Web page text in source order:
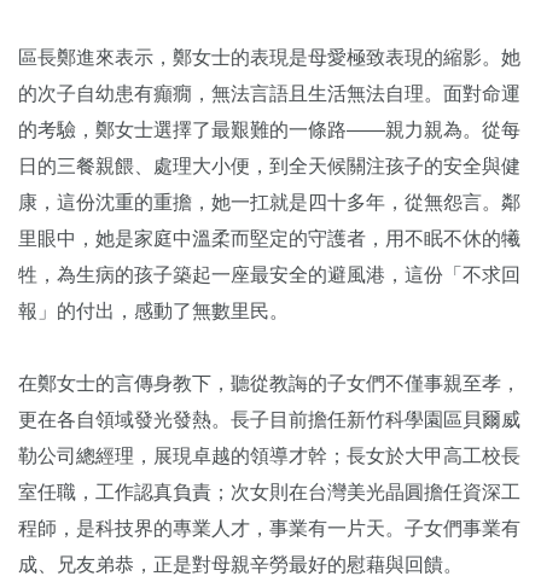
區長鄭進來表示，鄭女士的表現是母愛極致表現的縮影。她
的次子自幼患有癲癇，無法言語且生活無法自理。面對命運
的考驗，鄭女士選擇了最艱難的一條路——親力親為。從每
日的三餐親餵、處理大小便，到全天候關注孩子的安全與健
康，這份沈重的重擔，她一扛就是四十多年，從無怨言。鄰
里眼中，她是家庭中溫柔而堅定的守護者，用不眠不休的犧
牲，為生病的孩子築起一座最安全的避風港，這份「不求回
報」的付出，感動了無數里民。
在鄭女士的言傳身教下，聽從教誨的子女們不僅事親至孝，
更在各自領域發光發熱。長子目前擔任新竹科學園區貝爾威
勒公司總經理，展現卓越的領導才幹；長女於大甲高工校長
室任職，工作認真負責；次女則在台灣美光晶圓擔任資深工
程師，是科技界的專業人才，事業有一片天。子女們事業有
成、兄友弟恭，正是對母親辛勞最好的慰藉與回饋。